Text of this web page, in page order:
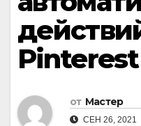
от Мастер
СЕН 26, 2021